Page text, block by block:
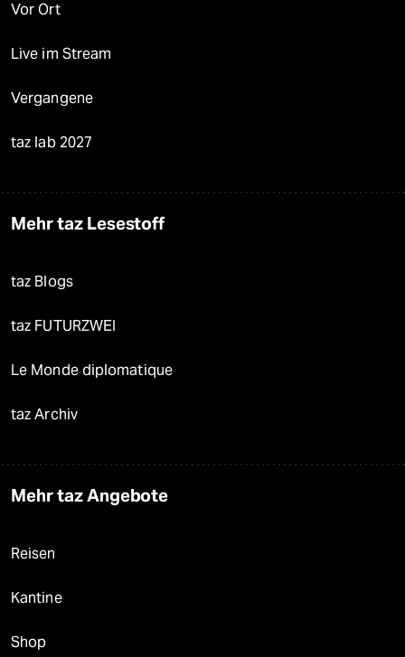
Vor Ort
Live im Stream
Vergangene
taz lab 2027
Mehr taz Lesestoff
taz Blogs
taz FUTURZWEI
Le Monde diplomatique
taz Archiv
Mehr taz Angebote
Reisen
Kantine
Shop